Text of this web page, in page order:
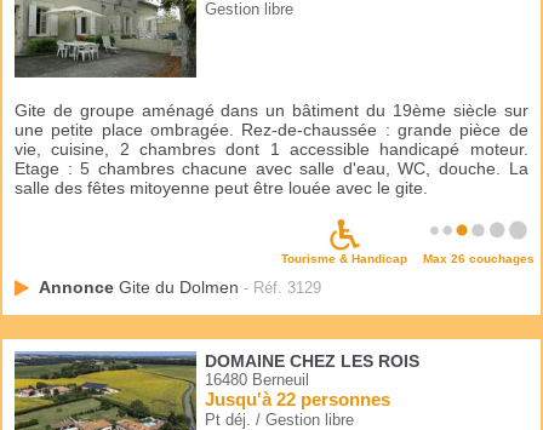
Gestion libre
Gite de groupe aménagé dans un bâtiment du 19ème siècle sur
une petite place ombragée. Rez-de-chaussée : grande pièce de
vie, cuisine, 2 chambres dont 1 accessible handicapé moteur.
Etage : 5 chambres chacune avec salle d'eau, WC, douche. La
salle des fêtes mitoyenne peut être louée avec le gite.
Tourisme & Handicap Max 26 couchages
Annonce Gite du Dolmen - Réf. 3129
DOMAINE CHEZ LES ROIS
16480 Berneuil
Jusqu'à 22 personnes
Pt déj. / Gestion libre